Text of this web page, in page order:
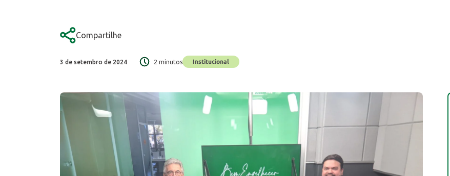
Compartilhe
3 de setembro de 2024 2 minutos Institucional